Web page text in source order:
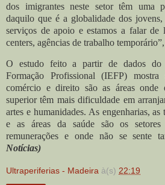
dos imigrantes neste setor têm uma
daquilo que é a globalidade dos
serviços de apoio e estamos a falar de
centers, agências de trabalho
O estudo feito a partir de dados do
Formação Profissional (IEFP)
comércio e direito são as áreas onde
superior têm mais dificuldade em
artes e humanidades. As engenharias,
e as áreas da saúde são os setores
remunerações e onde não se sente
Notícias)
Ultraperiferias - Madeira à(s) 22:19